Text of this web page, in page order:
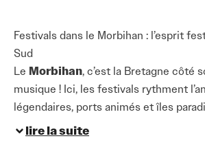
Festivals dans le Morbihan : l’esprit
Sud
Le Morbihan, c’est la Bretagne côté
musique ! Ici, les festivals rythment
légendaires, ports animés et îles
lire la suite